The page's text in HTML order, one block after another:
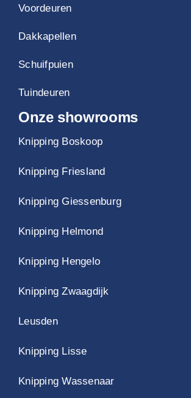
Voordeuren
Dakkapellen
Schuifpuien
Tuindeuren
Onze showrooms
Knipping Boskoop
Knipping Friesland
Knipping Giessenburg
Knipping Helmond
Knipping Hengelo
Knipping Zwaagdijk
Leusden
Knipping Lisse
Knipping Wassenaar